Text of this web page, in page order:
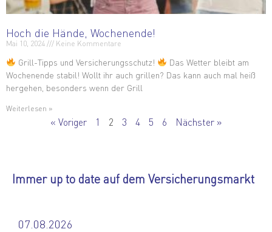
Hoch die Hände, Wochenende!
Mai 10, 2024 Keine Kommentare
Grill-Tipps und Versicherungsschutz!
Das Wetter bleibt am
Wochenende stabil! Wollt ihr auch grillen? Das kann auch mal heiß
hergehen, besonders wenn der Grill
Weiterlesen »
« Voriger 1 2 3 4 5 6 Nächster »
Immer up to date auf dem Versicherungsmarkt
07.08.2026